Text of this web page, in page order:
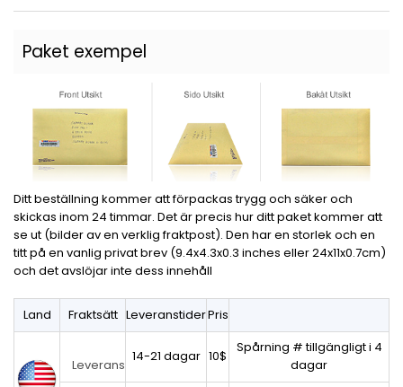
Paket exempel
Ditt beställning kommer att förpackas trygg och säker och
skickas inom 24 timmar. Det är precis hur ditt paket kommer att
se ut (bilder av en verklig fraktpost). Den har en storlek och en
titt på en vanlig privat brev (9.4x4.3x0.3 inches eller 24x11x0.7cm)
och det avslöjar inte dess innehåll
Land Fraktsätt LeveranstiderPris
Leverans
14-21 dagar 10$
Spårning # tillgängligt i 4
dagar